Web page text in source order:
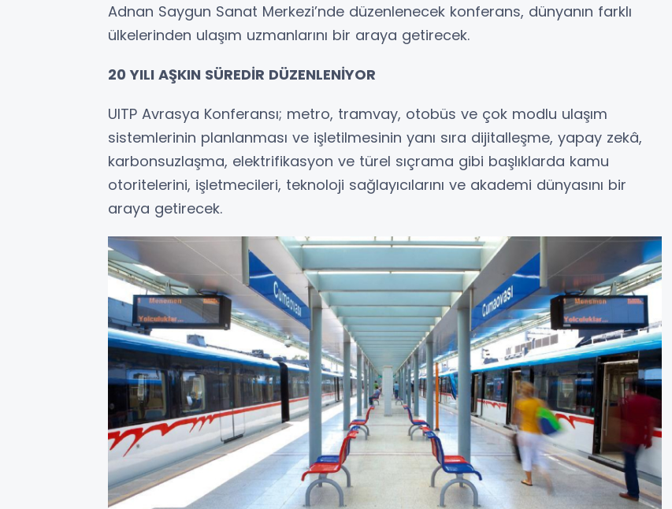
Adnan Saygun Sanat Merkezi’nde düzenlenecek konferans, dünyanın farklı
ülkelerinden ulaşım uzmanlarını bir araya getirecek.
20 YILI AŞKIN SÜREDİR DÜZENLENİYOR
UITP Avrasya Konferansı; metro, tramvay, otobüs ve çok modlu ulaşım
sistemlerinin planlanması ve işletilmesinin yanı sıra dijitalleşme, yapay zekâ,
karbonsuzlaşma, elektrifikasyon ve türel sıçrama gibi başlıklarda kamu
otoritelerini, işletmecileri, teknoloji sağlayıcılarını ve akademi dünyasını bir
araya getirecek.